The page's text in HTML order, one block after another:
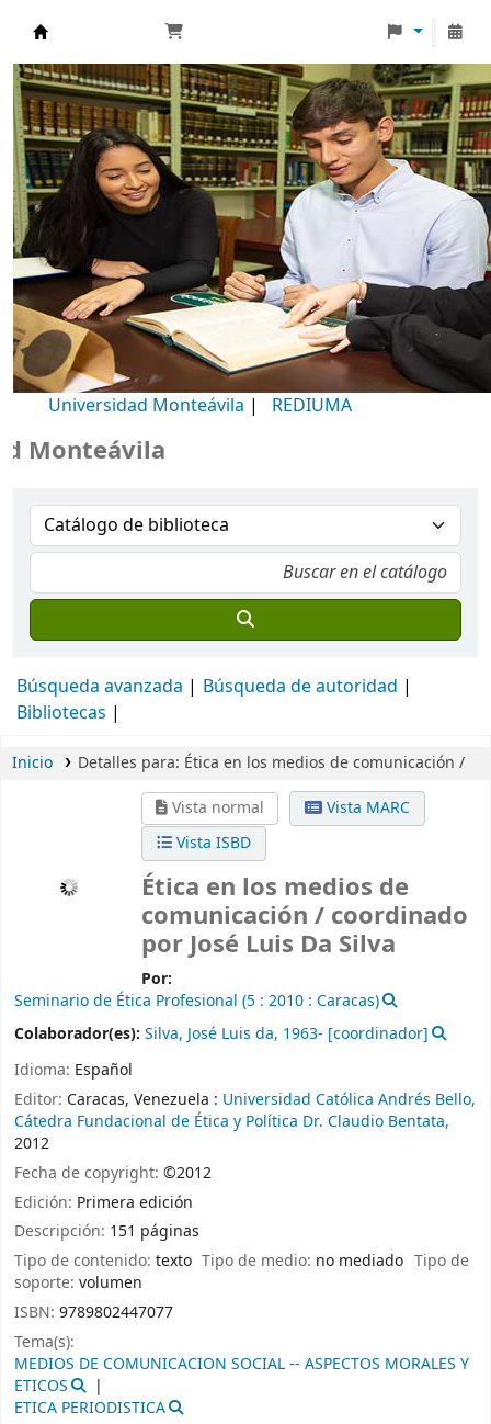
Biblioteca Universidad Monteávila
Universidad Monteávila | REDIUMA
Búsqueda avanzada
Búsqueda de autoridad
Bibliotecas
Inicio Detalles para: Ética en los medios de comunicación /
Vista normal
Vista MARC
Vista ISBD
Ética en los medios de
comunicación / coordinado
por José Luis Da Silva
Por:
Seminario de Ética Profesional (5 : 2010 : Caracas)
Colaborador(es): Silva, José Luis da, 1963- [coordinador]
Idioma: Español
Editor: Caracas, Venezuela : Universidad Católica Andrés Bello,
Cátedra Fundacional de Ética y Política Dr. Claudio Bentata,
2012
Fecha de copyright: ©2012
Edición: Primera edición
Descripción: 151 páginas
Tipo de contenido: texto Tipo de medio: no mediado Tipo de
soporte: volumen
ISBN: 9789802447077
Tema(s):
MEDIOS DE COMUNICACION SOCIAL -- ASPECTOS MORALES Y
ETICOS
ETICA PERIODISTICA